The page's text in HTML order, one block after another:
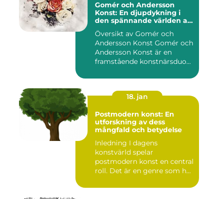
Gomér och Andersson
Konst: En djupdykning i
den spännande världen av
konst
Översikt av Gomér och
Andersson Konst Gomér och
Andersson Konst är en
framstående konstnärsduo
18. jan
Postmodern konst: En
utforskning av dess
mångfald och betydelse
Inledning I dagens
konstvärld spelar
postmodern konst en central
roll. Det är en genre som har